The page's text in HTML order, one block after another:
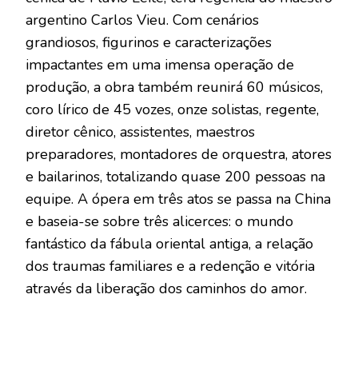
argentino Carlos Vieu. Com cenários
grandiosos, figurinos e caracterizações
impactantes em uma imensa operação de
produção, a obra também reunirá 60 músicos,
coro lírico de 45 vozes, onze solistas, regente,
diretor cênico, assistentes, maestros
preparadores, montadores de orquestra, atores
e bailarinos, totalizando quase 200 pessoas na
equipe. A ópera em três atos se passa na China
e baseia-se sobre três alicerces: o mundo
fantástico da fábula oriental antiga, a relação
dos traumas familiares e a redenção e vitória
através da liberação dos caminhos do amor.